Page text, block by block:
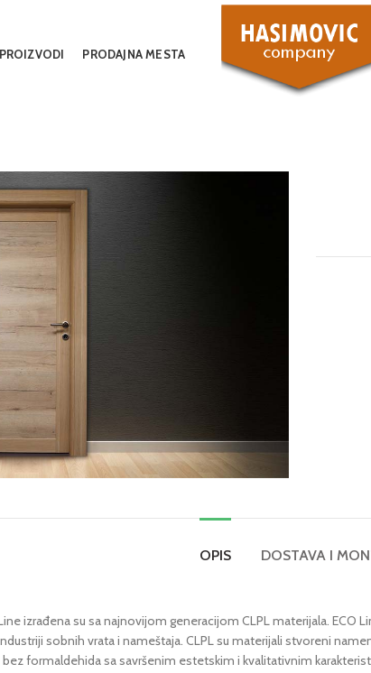
PROIZVODI PRODAJNA MESTA
OPIS DOSTAVA I
izrađena su sa najnovijom generacijom CLPL materijala. ECO
sobnih vrata i nameštaja. CLPL su materijali stvoreni
formaldehida sa savršenim estetskim i kvalitativnim